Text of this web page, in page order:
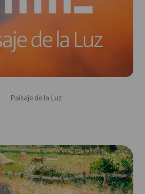
Paisaje de la Luz